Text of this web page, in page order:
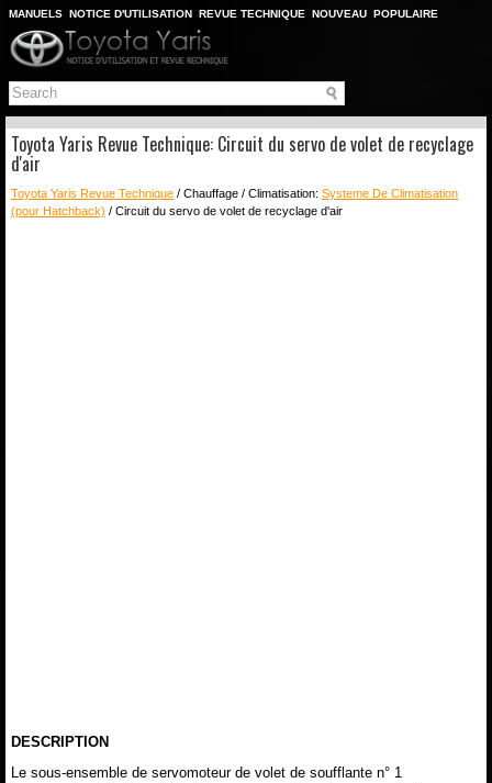
MANUELS NOTICE D'UTILISATION REVUE TECHNIQUE NOUVEAU POPULAIRE
PLAN DU SITE
CHERCHER
Toyota Yaris Revue Technique: Circuit du servo de volet de recyclage
d'air
Toyota Yaris Revue Technique / Chauffage / Climatisation: Systeme De Climatisation
(pour Hatchback) / Circuit du servo de volet de recyclage d'air
DESCRIPTION
Le sous-ensemble de servomoteur de volet de soufflante n° 1